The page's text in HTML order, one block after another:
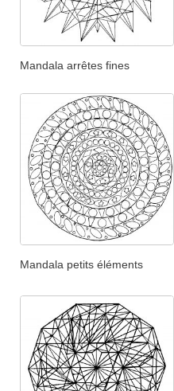
Mandala arrêtes fines
Mandala petits éléments